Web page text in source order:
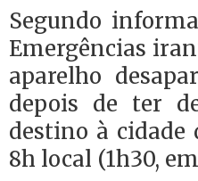
Segundo
Emergências
aparelho
depois de ter
destino à cidade
8h local (1h30,